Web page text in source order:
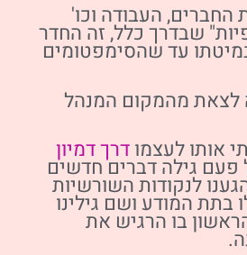
החברים, העבודה וכו'
שבדרך כלל, זה החדר
עד שהסימפטומים
לצאת מהמקום המנהל
אותו לעצמודרך דמיון
פעם גילה דברים חדשים
לנקודות השורשיות
בתת המודע ושם גילינו
בו הרגיש את